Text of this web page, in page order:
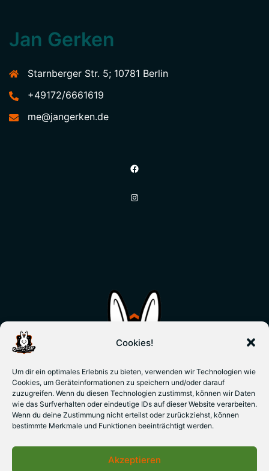
Cookies!
Um dir ein optimales Erlebnis zu bieten, verwenden wir Technologien wie
Cookies, um Geräteinformationen zu speichern und/oder darauf
zuzugreifen. Wenn du diesen Technologien zustimmst, können wir Daten
wie das Surfverhalten oder eindeutige IDs auf dieser Website verarbeiten.
Wenn du deine Zustimmung nicht erteilst oder zurückziehst, können
bestimmte Merkmale und Funktionen beeinträchtigt werden.
Akzeptieren
Jan Gerken
Starnberger Str. 5; 10781 Berlin
+49172/6661619
me@jangerken.de
Facebook
Instagram